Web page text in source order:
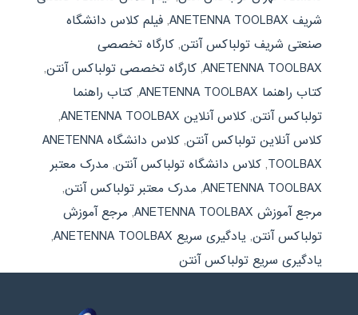
شریف ANETENNA TOOLBAX
, فیلم کلاس دانشگاه
صنعتی شریف تولباکس آنتن, کارگاه تخصصی
ANETENNA TOOLBAX
, کارگاه تخصصی تولباکس آنتن,
کتاب راهنما ANETENNA TOOLBAX
, کتاب راهنما
تولباکس آنتن, کلاس آنلاین ANETENNA TOOLBAX
,
کلاس آنلاین تولباکس آنتن,
کلاس دانشگاه ANETENNA
TOOLBAX
, کلاس دانشگاه تولباکس آنتن, مدرک معتبر
ANETENNA TOOLBAX
, مدرک معتبر تولباکس آنتن,
مرجع آموزش ANETENNA TOOLBAX
, مرجع آموزش
تولباکس آنتن, یادگیری سریع ANETENNA TOOLBAX
,
یادگیری سریع تولباکس آنتن